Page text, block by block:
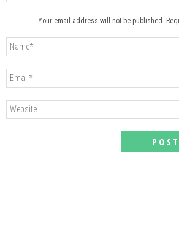
Your email address will not be published.